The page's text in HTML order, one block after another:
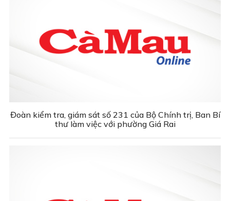
Đoàn kiểm tra, giám sát số 231 của Bộ Chính trị, Ban Bí
thư làm việc với phường Giá Rai